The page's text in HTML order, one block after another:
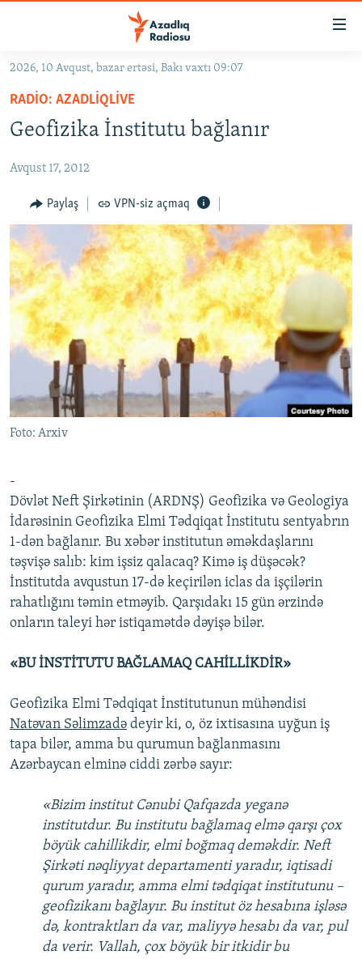
Əsas
qayıt
Əsas
qayıt
GÜNDƏM
#İZAHLA
#ƏSLINDƏ
FƏRQƏ BAX
QANUNI DOĞRU
ARAŞDIRMA
MULTIMEDIA
VIDEO
FOTOQALEREYA
İNFOQRAFIKA
KARIKATURA
RADIO ARXIV
OXU ZALI
AZƏRBAYCAN ƏDƏBIYYATI KITABXANASI
İSLAM VƏ DEMOKRATIYA
İZ - MƏDƏNIYYƏT PROQRAMI
HAQQIMIZDA
MISSIYAMIZ
PEŞƏ ETIKASI VƏ JURNALISTIKA STANDARTLARIMIZ
MATERIALLARIMIZDAN ISTIFADƏ
BIZIMLƏ ƏLAQƏ
XƏBƏR BÜLLETENLƏRIMIZ
BIZI IZLƏ
2026, 10 Avqust, bazar ertəsi, Bakı vaxtı 09:07
RADIO: AZADLIQLIVE
Geofizika İnstitutu bağlanır
Avqust 17, 2012
Paylaş VPN-siz açmaq
Foto: Arxiv
-
Dövlət Neft Şirkətinin (ARDNŞ) Geofizika və Geologiya
İdarəsinin Geofizika Elmi Tədqiqat İnstitutu sentyabrın
1-dən bağlanır. Bu xəbər institutun əməkdaşlarını
təşvişə salıb: kim işsiz qalacaq? Kimə iş düşəcək?
İnstitutda avqustun 17-də keçirilən iclas da işçilərin
rahatlığını təmin etməyib. Qarşıdakı 15 gün ərzində
onların taleyi hər istiqamətdə dəyişə bilər.
«BU İNSTİTUTU BAĞLAMAQ CAHİLLİKDİR»
Geofizika Elmi Tədqiqat İnstitutunun mühəndisi
Natəvan Səlimzadə deyir ki, o, öz ixtisasına uyğun iş
tapa bilər, amma bu qurumun bağlanmasını
Azərbaycan elminə ciddi zərbə sayır:
«Bizim institut Cənubi Qafqazda yeganə
institutdur. Bu institutu bağlamaq elmə qarşı çox
böyük cahillikdir, elmi boğmaq deməkdir. Neft
Şirkəti nəqliyyat departamenti yaradır, iqtisadi
qurum yaradır, amma elmi tədqiqat institutunu –
geofizikanı bağlayır. Bu institut öz hesabına işləsə
də, kontraktları da var, maliyyə hesabı da var, pul
da verir. Vallah, çox böyük bir itkidir bu